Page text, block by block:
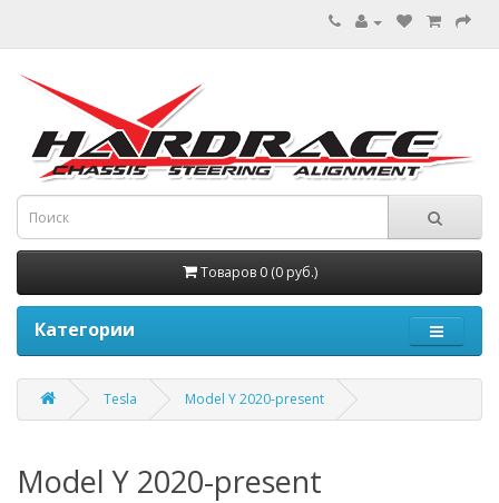
Товаров 0 (0 руб.)
Категории
Tesla Model Y 2020-present
Model Y 2020-present